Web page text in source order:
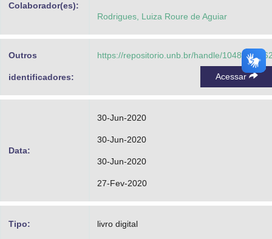
Colaborador(es):
Rodrigues, Luiza Roure de Aguiar
Outros
identificadores:
https://repositorio.unb.br/handle/10482/
Acessar
Data:
30-Jun-2020
30-Jun-2020
30-Jun-2020
27-Fev-2020
Tipo: livro digital